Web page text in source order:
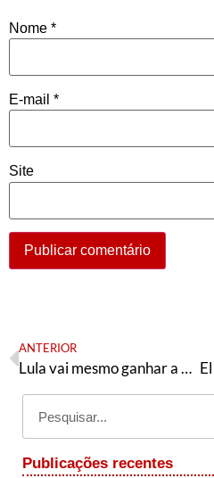
Nome *
E-mail *
Site
ANTERIOR
Lula vai mesmo ganhar a eleição? Uma análise da última pesquisa Genial/Quaest
Publicações recentes